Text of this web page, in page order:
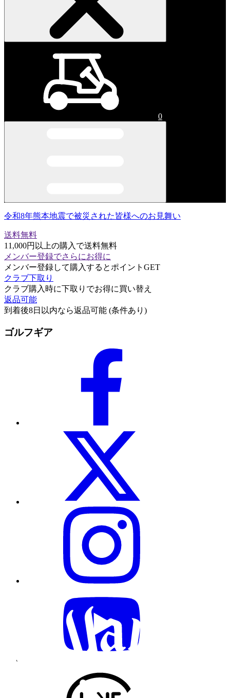
0
令和8年熊本地震で被災された皆様へのお見舞い
送料無料
11,000円以上の購入で送料無料
メンバー登録でさらにお得に
メンバー登録して購入するとポイントGET
クラブ下取り
クラブ購入時に下取りでお得に買い替え
返品可能
到着後8日以内なら返品可能 (条件あり)
ゴルフギア